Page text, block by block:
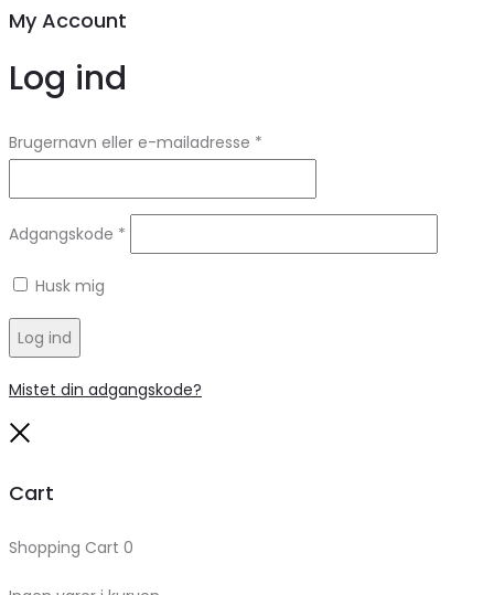
My Account
Log ind
Brugernavn eller e-mailadresse *
Adgangskode *
Husk mig
Log ind
Mistet din adgangskode?
Cart
Shopping Cart 0